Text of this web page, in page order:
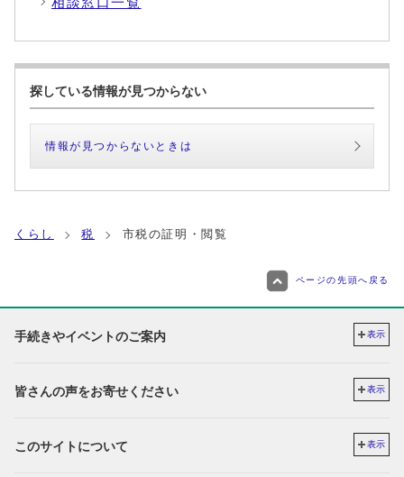
探している情報が見つからない
情報が見つからないときは
くらし 税 市税の証明・閲覧
ページの先頭へ戻る
手続きやイベントのご案内 表示
皆さんの声をお寄せください 表示
このサイトについて 表示